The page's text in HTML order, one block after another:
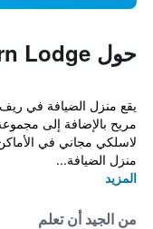
حول Barn Lodge
مريح بالإضافة إلى
لاسلكي مجاني في
منزل الضيافة...
المزيد
من الجيد أن تعلم